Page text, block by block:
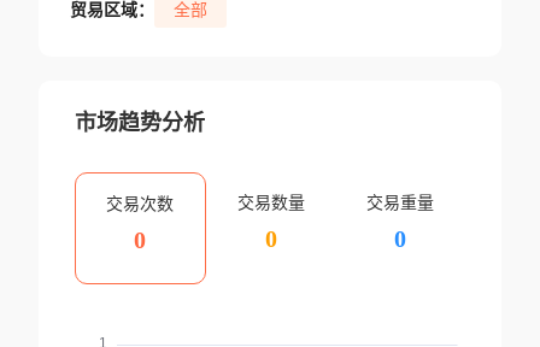
贸易区域： 全部
市场趋势分析
交易次数
0
交易数量
0
交易重量
0